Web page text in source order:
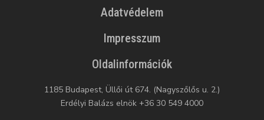
Adatvédelem
Impresszum
Oldalinformációk
1185 Budapest, Üllői út 674. (Nagyszőlős u. 2.)
Erdélyi Balázs elnök +36 30 549 4000